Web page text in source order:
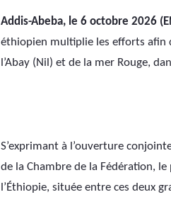
Addis-Abeba, le 6 octobre 2026
éthiopien multiplie les efforts afin
l’Abay (Nil) et de la mer Rouge,
S’exprimant à l’ouverture
de la Chambre de la Fédération,
l’Éthiopie, située entre ces deux